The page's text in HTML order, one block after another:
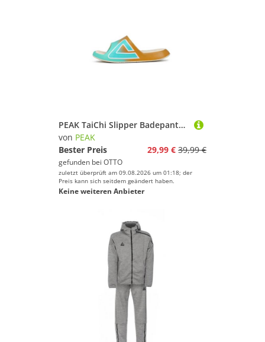
PEAK TaiChi Slipper Badepantolette
von PEAK
Bester Preis
29,99 € 39,99 €
gefunden bei OTTO
zuletzt überprüft am 09.08.2026 um 01:18; der
Preis kann sich seitdem geändert haben.
Keine weiteren Anbieter